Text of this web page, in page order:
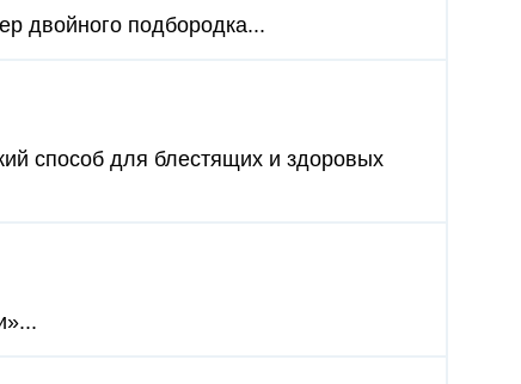
двойного подбородка...
способ для блестящих и здоровых